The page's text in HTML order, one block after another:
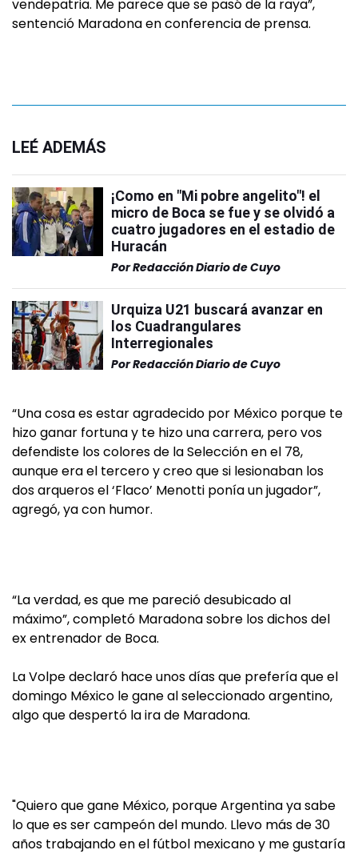
vendepatria. Me parece que se pasó de la raya”,
sentenció Maradona en conferencia de prensa.
LEÉ ADEMÁS
¡Como en "Mi pobre angelito"! el
micro de Boca se fue y se olvidó a
cuatro jugadores en el estadio de
Huracán
PorRedacción Diario de Cuyo
Urquiza U21 buscará avanzar en
los Cuadrangulares
Interregionales
PorRedacción Diario de Cuyo
“Una cosa es estar agradecido por México porque te
hizo ganar fortuna y te hizo una carrera, pero vos
defendiste los colores de la Selección en el 78,
aunque era el tercero y creo que si lesionaban los
dos arqueros el ‘Flaco’ Menotti ponía un jugador”,
agregó, ya con humor.
“La verdad, es que me pareció desubicado al
máximo”, completó Maradona sobre los dichos del
ex entrenador de Boca.
La Volpe declaró hace unos días que prefería que el
domingo México le gane al seleccionado argentino,
algo que despertó la ira de Maradona.
"Quiero que gane México, porque Argentina ya sabe
lo que es ser campeón del mundo. Llevo más de 30
años trabajando en el fútbol mexicano y me gustaría